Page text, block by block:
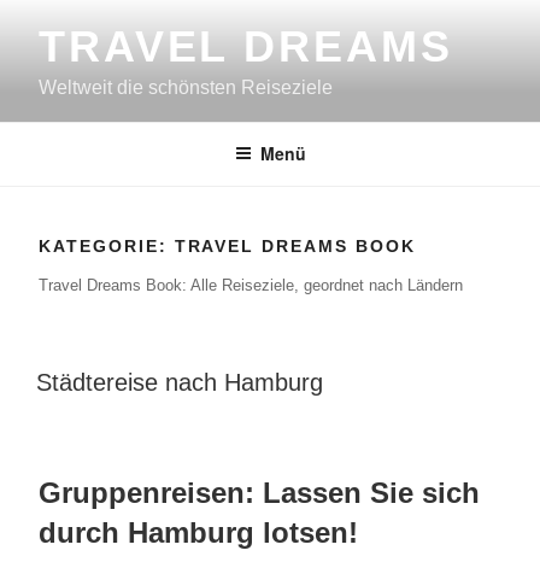
InhaltTRAVEL DREAMS
Weltweit die schönsten Reiseziele
Menü
KATEGORIE: TRAVEL DREAMS BOOK
Travel Dreams Book: Alle Reiseziele, geordnet nach Ländern
VERÖFFENTLICHT
Städtereise nach Hamburg
Gruppenreisen: Lassen Sie sich
durch Hamburg lotsen!